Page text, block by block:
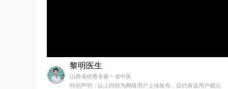
黎明医生
山西省优秀专家丶省中医
特别声明：以上内容为网络用户上传发布，仅代表该用户观点